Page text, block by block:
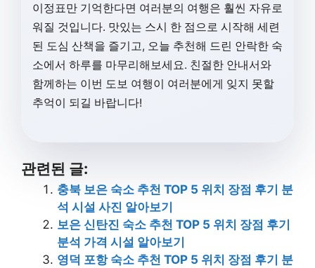
이정표만 기억한다면 여러분의 여행은 훨씬 자유로
워질 것입니다. 맛있는 스시 한 점으로 시작해 세련
된 도심 산책을 즐기고, 오늘 추천해 드린 안락한 숙
소에서 하루를 마무리해보세요. 친절한 안내서와
함께하는 이번 도보 여행이 여러분에게 잊지 못할
추억이 되길 바랍니다!
관련된 글:
충북 보은 숙소 추천 TOP 5 위치 장점 후기 분
석 시설 사진 알아보기
보은 신탄진 숙소 추천 TOP 5 위치 장점 후기
분석 가격 시설 알아보기
영덕 포항 숙소 추천 TOP 5 위치 장점 후기 분